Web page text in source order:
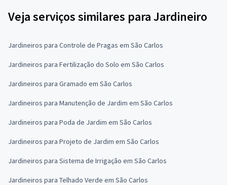
Veja serviços similares para Jardineiro
Jardineiros para Controle de Pragas em São Carlos
Jardineiros para Fertilização do Solo em São Carlos
Jardineiros para Gramado em São Carlos
Jardineiros para Manutenção de Jardim em São Carlos
Jardineiros para Poda de Jardim em São Carlos
Jardineiros para Projeto de Jardim em São Carlos
Jardineiros para Sistema de Irrigação em São Carlos
Jardineiros para Telhado Verde em São Carlos